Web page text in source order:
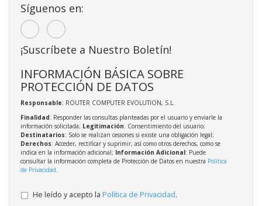
Síguenos en:
¡Suscríbete a Nuestro Boletín!
INFORMACIÓN BÁSICA SOBRE
PROTECCIÓN DE DATOS
Responsable: ROUTER COMPUTER EVOLUTION, S.L.
Finalidad: Responder las consultas planteadas por el usuario y enviarle la
información solicitada; Legitimación: Consentimiento del usuario;
Destinatarios: Solo se realizan cesiones si existe una obligación legal;
Derechos: Acceder, rectificar y suprimir, así como otros derechos, como se
indica en la información adicional; Información Adicional: Puede
consultar la información completa de Protección de Datos en nuestra Política
de Privacidad
He leído y acepto la Política de Privacidad.